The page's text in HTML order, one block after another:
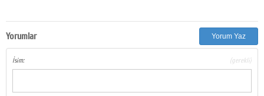
Yorumlar Yorum Yaz
İsim: (gerekli)